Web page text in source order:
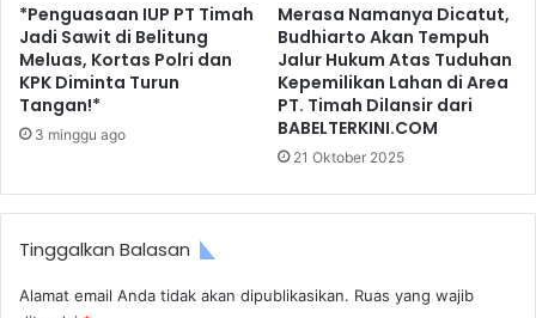
*Penguasaan IUP PT Timah
Jadi Sawit di Belitung
Meluas, Kortas Polri dan
KPK Diminta Turun
Tangan!*
3 minggu ago
Merasa Namanya Dicatut,
Budhiarto Akan Tempuh
Jalur Hukum Atas Tuduhan
Kepemilikan Lahan di Area
PT. Timah Dilansir dari
BABELTERKINI.COM
21 Oktober 2025
Tinggalkan Balasan
Alamat email Anda tidak akan dipublikasikan. Ruas yang wajib